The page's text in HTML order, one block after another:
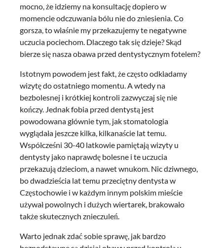
mocno, że idziemy na konsultację dopiero w
momencie odczuwania bólu nie do zniesienia. Co
gorsza, to właśnie my przekazujemy te negatywne
uczucia pociechom. Dlaczego tak się dzieje? Skąd
bierze się nasza obawa przed dentystycznym fotelem?
Istotnym powodem jest fakt, że często odkładamy
wizytę do ostatniego momentu. A wtedy na
bezbolesnej i krótkiej kontroli zazwyczaj się nie
kończy. Jednak fobia przed dentystą jest
powodowana głównie tym, jak stomatologia
wyglądała jeszcze kilka, kilkanaście lat temu.
Współcześni 30-40 latkowie pamiętają wizyty u
dentysty jako naprawdę bolesne i te uczucia
przekazują dzieciom, a nawet wnukom. Nic dziwnego,
bo dwadzieścia lat temu przeciętny dentysta w
Częstochowie i w każdym innym polskim mieście
używał powolnych i dużych wiertarek, brakowało
także skutecznych znieczuleń.
Warto jednak zdać sobie sprawę, jak bardzo